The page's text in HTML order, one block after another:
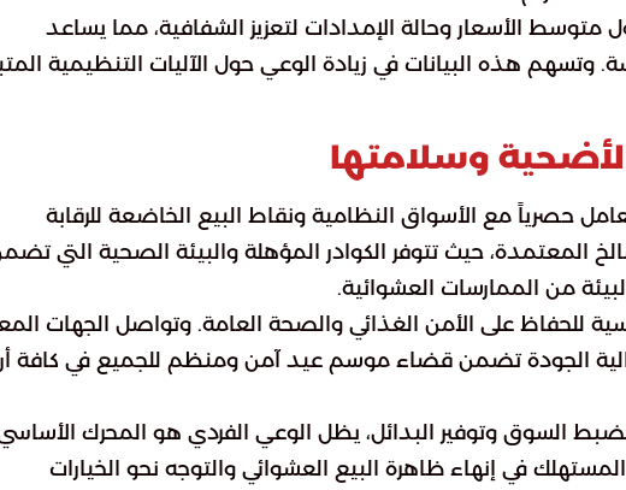
متوسط الأسعار وحالة الإمدادات لتعزيز الشفافية، مما يساعد
وتسهم هذه البيانات في زيادة الوعي حول الآليات التنظيمية
وسلامتها
حصرياً مع الأسواق النظامية ونقاط البيع الخاضعة للرقابة
المعتمدة، حيث تتوفر الكوادر المؤهلة والبيئة الصحية التي
من الممارسات العشوائية.
للحفاظ على الأمن الغذائي والصحة العامة. وتواصل الجهات
الجودة تضمن قضاء موسم عيد آمن ومنظم للجميع في كافة
السوق وتوفير البدائل، يظل الوعي الفردي هو المحرك
في إنهاء ظاهرة البيع العشوائي والتوجه نحو الخيارات